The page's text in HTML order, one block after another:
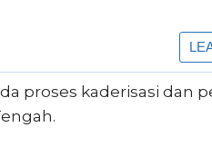
proses kaderisasi dan